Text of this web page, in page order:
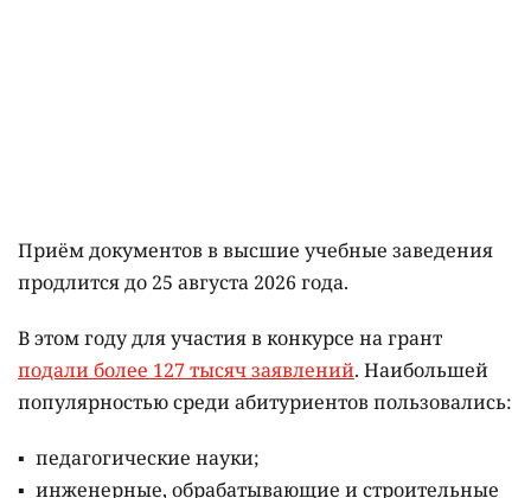
Приём документов в высшие учебные заведения
продлится до 25 августа 2026 года.
В этом году для участия в конкурсе на грант
подали более 127 тысяч заявлений. Наибольшей
популярностью среди абитуриентов пользовались:
педагогические науки;
инженерные, обрабатывающие и строительные